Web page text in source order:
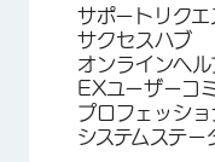
サポートリク
サクセスハブ
オンラインヘル
EXユーザーコ
プロフェッショ
システムステー